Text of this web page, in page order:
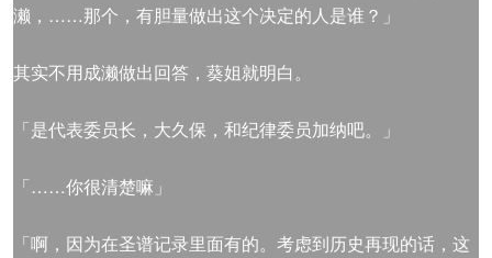
濑，……那个，有胆量做出这个决定的人是谁？」
其实不用成濑做出回答，葵姐就明白。
「是代表委员长，大久保，和纪律委员加纳吧。」
「……你很清楚嘛」
「啊，因为在圣谱记录里面有的。考虑到历史再现的话，这